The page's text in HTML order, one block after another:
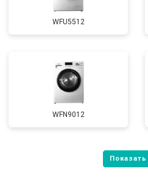
WFU5512
WFN9012